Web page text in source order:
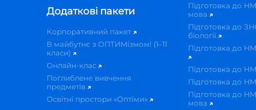
Додаткові пакети
Корпоративний пакет
В майбутнє з ОПТИМізмом! (1–11
класи)
Онлайн-клас
Поглиблене вивчення
предметів
Освітні простори «Оптіми»
Підготовка до
мова
Підготовка до
біології
Підготовка до
Підготовка до
Підготовка до НМТ
Підготовка до
мова